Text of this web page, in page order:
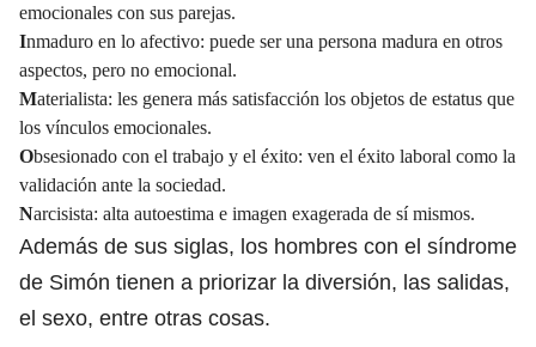
emocionales con sus parejas.
Inmaduro en lo afectivo: puede ser una persona madura en otros
aspectos, pero no emocional.
Materialista: les genera más satisfacción los objetos de estatus que
los vínculos emocionales.
Obsesionado con el trabajo y el éxito: ven el éxito laboral como la
validación ante la sociedad.
Narcisista: alta autoestima e imagen exagerada de sí mismos.
Además de sus siglas, los hombres con el síndrome
de Simón tienen a priorizar la diversión, las salidas,
el sexo, entre otras cosas.